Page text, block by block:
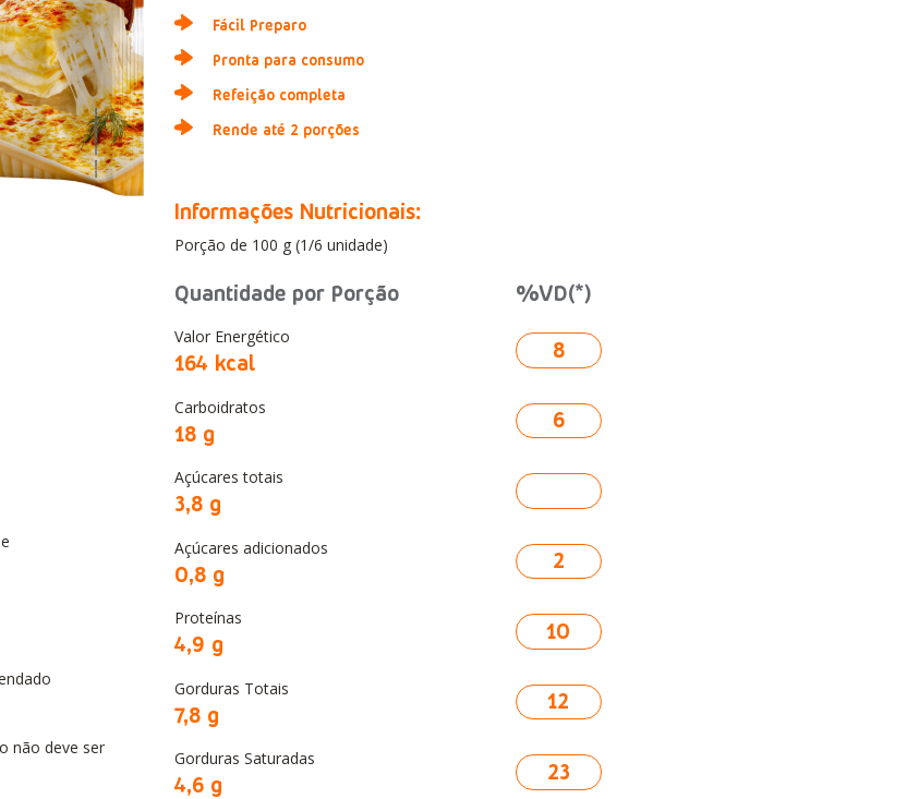
não deve ser
Fácil Preparo
Pronta para consumo
Refeição completa
Rende até 2 porções
Informações Nutricionais:
Porção de 100 g (1/6 unidade)
Quantidade por Porção %VD(*)
Valor Energético
164 kcal 8
Carboidratos
18 g 6
Açúcares totais
3,8 g
Açúcares adicionados
0,8 g 2
Proteínas
4,9 g 10
Gorduras Totais
7,8 g 12
Gorduras Saturadas
4,6 g 23